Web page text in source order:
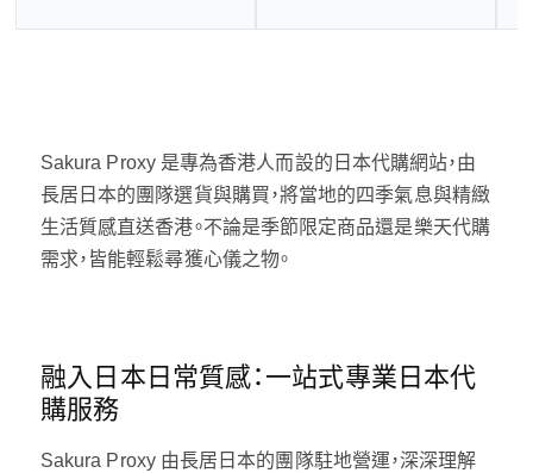
Sakura Proxy 是專為香港人而設的日本代購網站，由
長居日本的團隊選貨與購買，將當地的四季氣息與精緻
生活質感直送香港。不論是季節限定商品還是樂天代購
需求，皆能輕鬆尋獲心儀之物。
融入日本日常質感：一站式專業日本代
購服務
Sakura Proxy 由長居日本的團隊駐地營運，深深理解